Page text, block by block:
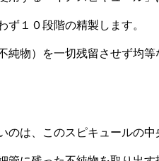
ず１０段階の精製します。
純物）を一切残留させず均
のは、このスピキュールの